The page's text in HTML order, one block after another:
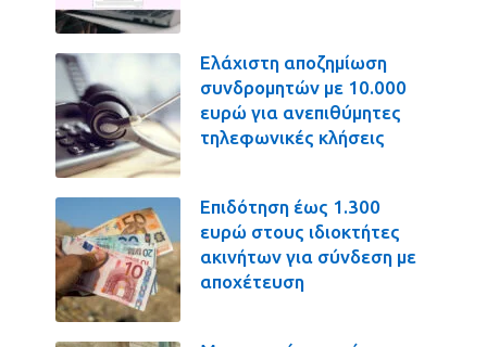
Ελάχιστη αποζημίωση
συνδρομητών με 10.000
ευρώ για ανεπιθύμητες
τηλεφωνικές κλήσεις
Επιδότηση έως 1.300
ευρώ στους ιδιοκτήτες
ακινήτων για σύνδεση με
αποχέτευση